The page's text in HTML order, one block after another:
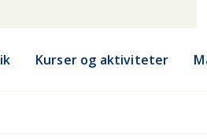
Kurser og aktiviteter